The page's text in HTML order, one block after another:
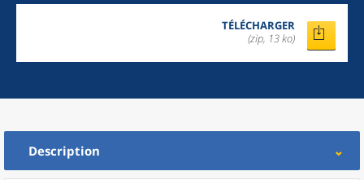
TÉLÉCHARGER
(zip, 13 ko)
Description